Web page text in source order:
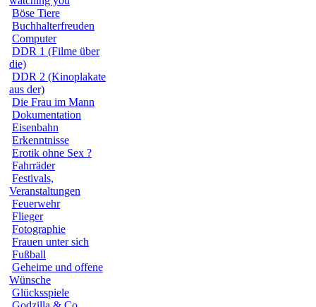
Böse Tiere
Buchhalterfreuden
Computer
DDR 1 (Filme über
die)
DDR 2 (Kinoplakate
aus der)
Die Frau im Mann
Dokumentation
Eisenbahn
Erkenntnisse
Erotik ohne Sex ?
Fahrräder
Festivals,
Veranstaltungen
Feuerwehr
Flieger
Fotographie
Frauen unter sich
Fußball
Geheime und offene
Wünsche
Glücksspiele